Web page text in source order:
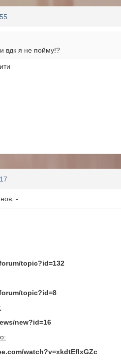
вдк я не пойму!?
-
topic?id=132
topic?id=8
new?id=16
watch?v=xkdtEfIxGZc